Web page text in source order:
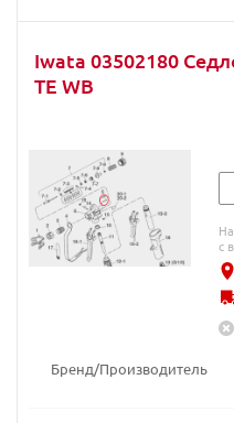
Iwata 03502180
TE WB
Бренд/Производитель
с